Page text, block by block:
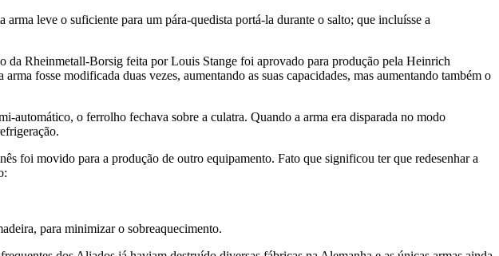
leve o suficiente para um pára-quedista portá-la durante o salto; que incluísse a
da Rheinmetall-Borsig feita por Louis Stange foi aprovado para produção pela Heinrich
fosse modificada duas vezes, aumentando as suas capacidades, mas aumentando também o
o ferrolho fechava sobre a culatra. Quando a arma era disparada no modo
foi movido para a produção de outro equipamento. Fato que significou ter que redesenhar a
para minimizar o sobreaquecimento.